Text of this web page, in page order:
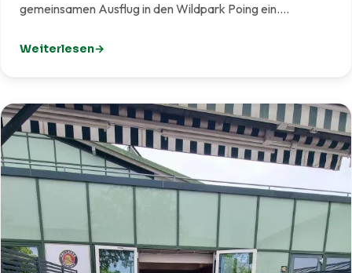
gemeinsamen Ausflug in den Wildpark Poing ein.…
Weiterlesen
: 🦌 TCI-Jugendausflug in den Wildpark Poing